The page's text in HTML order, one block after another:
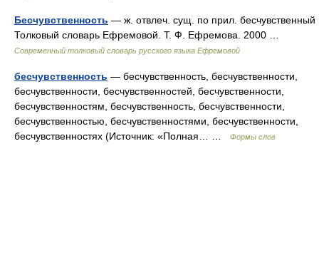
Бесчувственность — ж. отвлеч. сущ. по прил. бесчувственный
Толковый словарь Ефремовой. Т. Ф. Ефремова. 2000 …
Современный толковый словарь русского языка Ефремовой
бесчувственность — бесчувственность, бесчувственности,
бесчувственности, бесчувственностей, бесчувственности,
бесчувственностям, бесчувственность, бесчувственности,
бесчувственностью, бесчувственностями, бесчувственности,
бесчувственностях (Источник: «Полная… …
Формы слов